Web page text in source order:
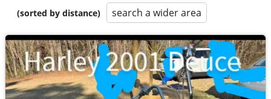
(sorted by distance)
search a wider area